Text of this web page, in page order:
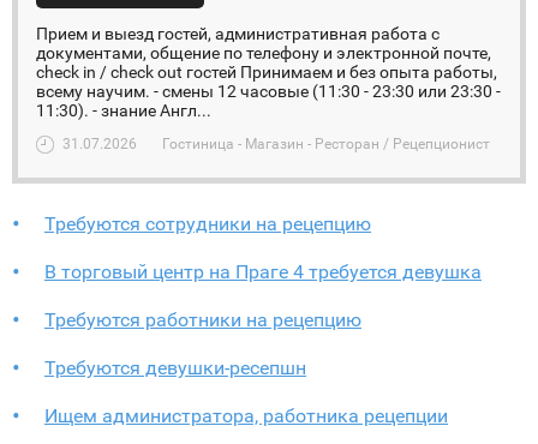
Прием и выезд гостей, административная работа с
документами, общение по телефону и электронной почте,
check in / check out гостей Принимаем и без опыта работы,
всему научим. - смены 12 часовые (11:30 - 23:30 или 23:30 -
11:30). - знание Англ...
31.07.2026 Гостиница - Магазин - Ресторан / Рецепционист
Требуются сотрудники на рецепцию
В торговый центр на Праге 4 требуется девушка
Требуются работники на рецепцию
Требуются девушки-ресепшн
Ищем администратора, работника рецепции